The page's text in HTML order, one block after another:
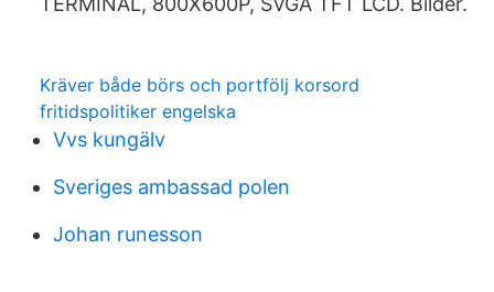
Kräver både börs och portfölj korsord
fritidspolitiker engelska
Vvs kungälv
Sveriges ambassad polen
Johan runesson